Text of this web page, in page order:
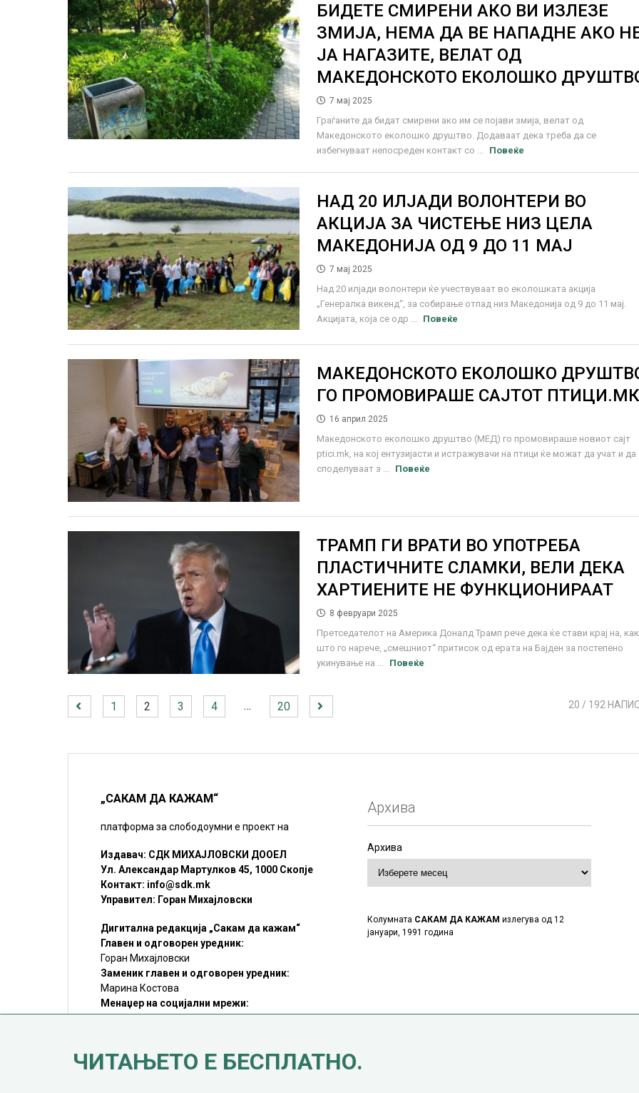
БИДЕТЕ СМИРЕНИ АКО ВИ ИЗЛЕЗЕ
ЗМИЈА, НЕМА ДА ВЕ НАПАДНЕ АКО
ЈА НАГАЗИТЕ, ВЕЛАТ ОД
МАКЕДОНСКОТО ЕКОЛОШКО
7 мај 2025
Граѓаните да бидат смирени ако им се појави змија, велат од
Македонското еколошко друштво. Додаваат дека треба да се
избегнуваат непосреден контакт со ...
Повеќе
НАД 20 ИЛЈАДИ ВОЛОНТЕРИ ВО
АКЦИЈА ЗА ЧИСТЕЊЕ НИЗ ЦЕЛА
МАКЕДОНИЈА ОД 9 ДО 11 МАЈ
7 мај 2025
Над 20 илјади волонтери ќе учествуваат во еколошката акција
„Генералка викенд“, за собирање отпад низ Македонија од 9 до 11 мај.
Акцијата, која се одр ...
Повеќе
МАКЕДОНСКОТО ЕКОЛОШКО
ГО ПРОМОВИРАШЕ САЈТОТ
16 април 2025
Македонското еколошко друштво (МЕД) го промовираше новиот сајт
ptici.mk, на кој ентузијасти и истражувачи на птици ќе можат да учат и да
споделуваат з ...
Повеќе
ТРАМП ГИ ВРАТИ ВО УПОТРЕБА
ПЛАСТИЧНИТЕ СЛАМКИ, ВЕЛИ ДЕКА
ХАРТИЕНИТЕ НЕ ФУНКЦИОНИРААТ
8 февруари 2025
Претседателот на Америка Доналд Трамп рече дека ќе стави крај на,
што го нарече, „смешниот“ притисок од ерата на Бајден за постепено
укинување на ...
Повеќе
1 2 3 4 … 20 20 / 192
„САКАМ ДА КАЖАМ“
платформа за слободоумни е проект на
Издавач: СДК МИХАЈЛОВСКИ ДООЕЛ
Ул. Александар Мартулков 45, 1000 Скопје
Контакт: info@sdk.mk
Управител: Горан Михајловски
Дигитална редакција „Сакам да кажам“
Главен и одговорен уредник:
Горан Михајловски
Заменик главен и одговорен уредник:
Марина Костова
Менаџер на социјални мрежи:
Мирослав Илиоски
©SDK.MK Крадењето авторски текстови е казниво со закон.
Преземањето на авторски содржини (текстови) од оваа
Архива
Архива
Колумната САКАМ ДА КАЖАМ излегува од 12
јануари, 1991 година
ЧИТАЊЕТО Е БЕСПЛАТНО.